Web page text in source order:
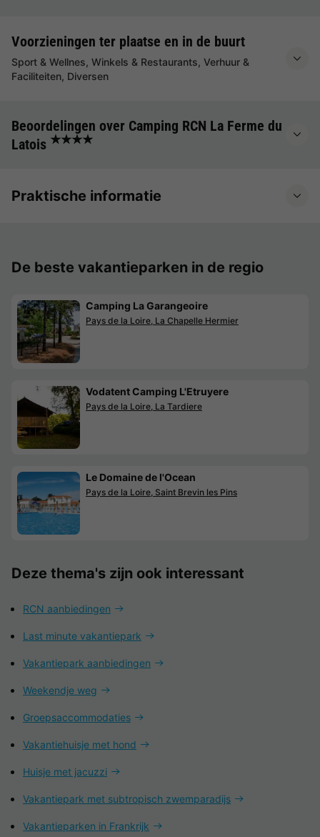
Voorzieningen ter plaatse en in de buurt
Sport & Wellnes, Winkels & Restaurants, Verhuur &
Faciliteiten, Diversen
Beoordelingen over Camping RCN La Ferme du
Latois ★★★★
Praktische informatie
De beste vakantieparken in de regio
Camping La Garangeoire
Pays de la Loire, La Chapelle Hermier
Vodatent Camping L'Etruyere
Pays de la Loire, La Tardiere
Le Domaine de l'Ocean
Pays de la Loire, Saint Brevin les Pins
Deze thema's zijn ook interessant
RCN aanbiedingen
Last minute vakantiepark
Vakantiepark aanbiedingen
Weekendje weg
Groepsaccommodaties
Vakantiehuisje met hond
Huisje met jacuzzi
Vakantiepark met subtropisch zwemparadijs
Vakantieparken in Frankrijk